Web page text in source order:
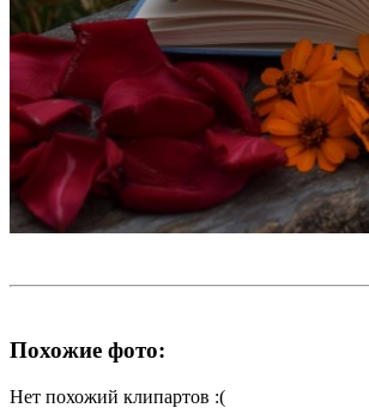
Похожие фото:
Нет похожий клипартов :(